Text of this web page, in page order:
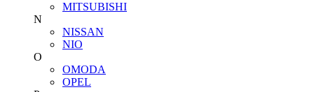
MITSUBISHI
N
NISSAN
NIO
O
OMODA
OPEL